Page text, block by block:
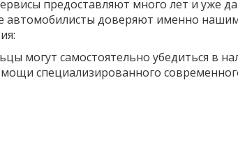
предоставляют много лет и уже
доверяют именно
могут самостоятельно убедиться в
специализированного